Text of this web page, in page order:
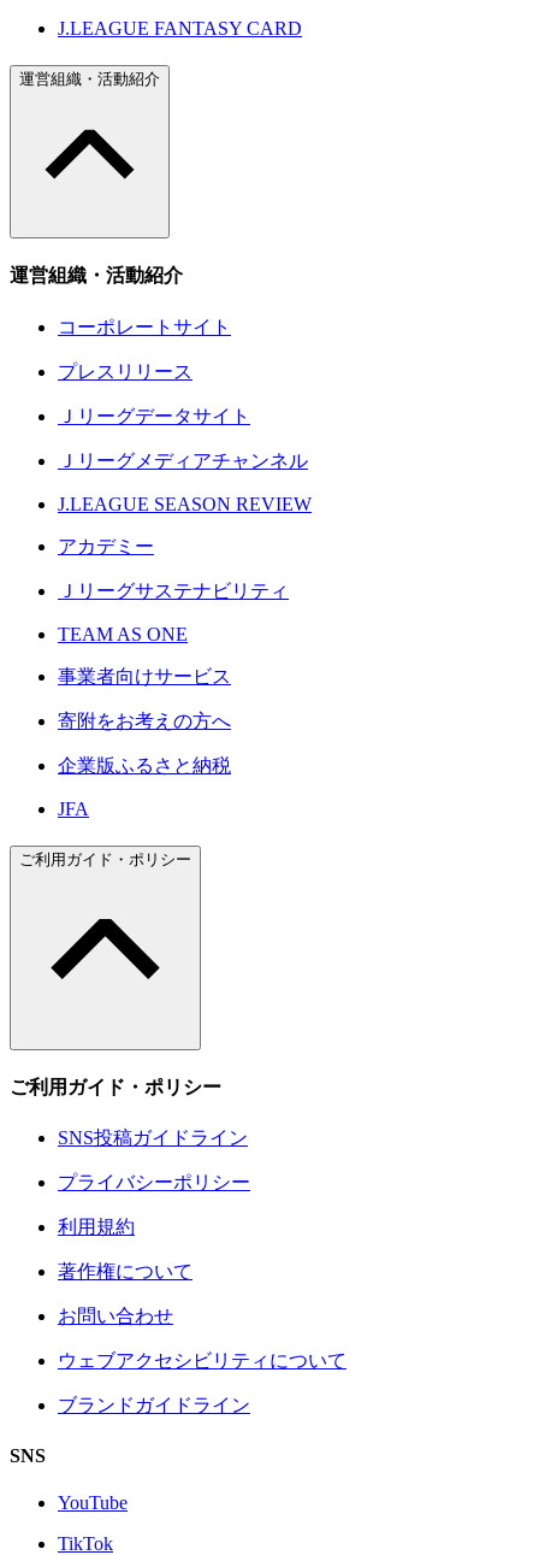
J.LEAGUE FANTASY CARD
運営組織・活動紹介
運営組織・活動紹介
コーポレートサイト
プレスリリース
Ｊリーグデータサイト
Ｊリーグメディアチャンネル
J.LEAGUE SEASON REVIEW
アカデミー
Ｊリーグサステナビリティ
TEAM AS ONE
事業者向けサービス
寄附をお考えの方へ
企業版ふるさと納税
JFA
ご利用ガイド・ポリシー
ご利用ガイド・ポリシー
SNS投稿ガイドライン
プライバシーポリシー
利用規約
著作権について
お問い合わせ
ウェブアクセシビリティについて
ブランドガイドライン
SNS
YouTube
TikTok